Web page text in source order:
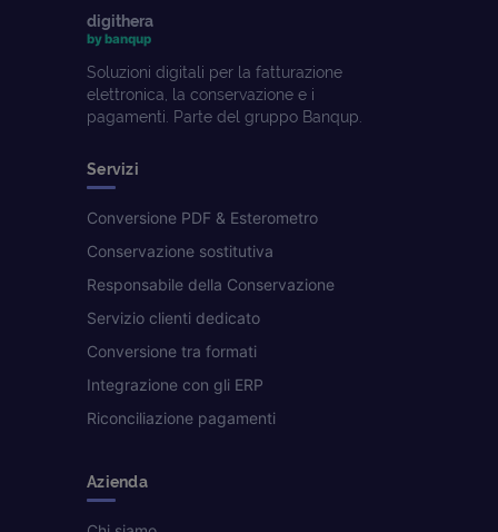
digithera
by banqup
Soluzioni digitali per la fatturazione
elettronica, la conservazione e i
pagamenti. Parte del gruppo Banqup.
Servizi
Conversione PDF & Esterometro
Conservazione sostitutiva
Responsabile della Conservazione
Servizio clienti dedicato
Conversione tra formati
Integrazione con gli ERP
Riconciliazione pagamenti
Azienda